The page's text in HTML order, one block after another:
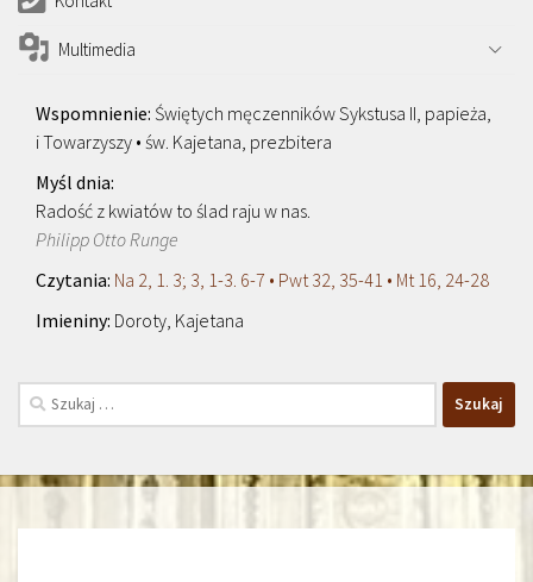
Multimedia
Świętych męczenników Sykstusa II, papieża,
i Towarzyszy • św. Kajetana, prezbitera
Radość z kwiatów to ślad raju w nas.
Philipp Otto Runge
Na 2, 1. 3; 3, 1-3. 6-7 • Pwt 32, 35-41 • Mt 16, 24-28
Doroty, Kajetana
Szukaj: